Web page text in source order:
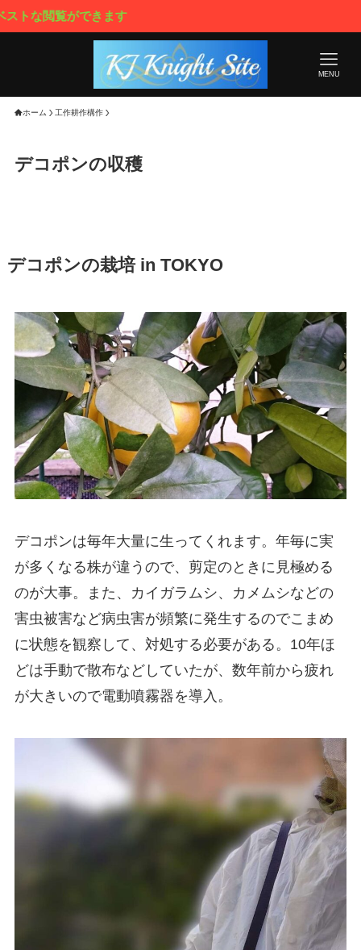
ができます
MENU
ホーム 工作耕作構作
デコポンの収穫
デコポンの栽培 in TOKYO
デコポンは毎年大量に生ってくれます。年毎に実
が多くなる株が違うので、剪定のときに見極める
のが大事。また、カイガラムシ、カメムシなどの
害虫被害など病虫害が頻繁に発生するのでこまめ
に状態を観察して、対処する必要がある。10年ほ
どは手動で散布などしていたが、数年前から疲れ
が大きいので電動噴霧器を導入。